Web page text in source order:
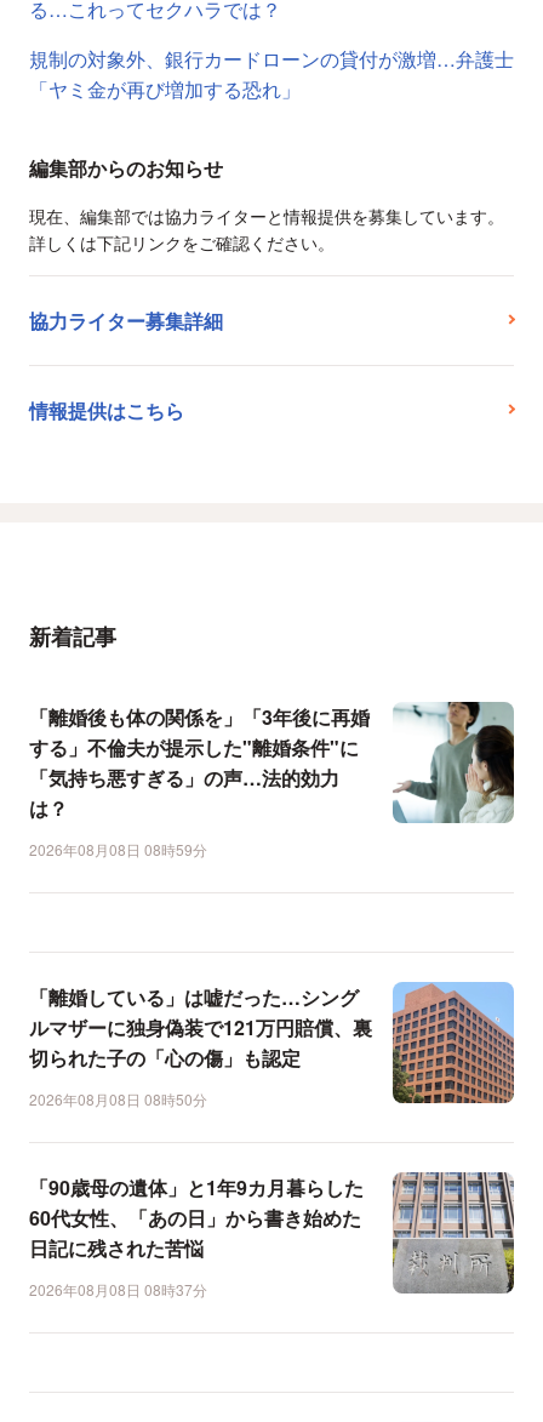
る…これってセクハラでは？
規制の対象外、銀行カードローンの貸付が激増…弁護士
「ヤミ金が再び増加する恐れ」
編集部からのお知らせ
現在、編集部では協力ライターと情報提供を募集しています。
詳しくは下記リンクをご確認ください。
協力ライター募集詳細
情報提供はこちら
新着記事
「離婚後も体の関係を」「3年後に再婚
する」不倫夫が提示した"離婚条件"に
「気持ち悪すぎる」の声…法的効力
は？
2026年08月08日 08時59分
「離婚している」は嘘だった…シング
ルマザーに独身偽装で121万円賠償、裏
切られた子の「心の傷」も認定
2026年08月08日 08時50分
「90歳母の遺体」と1年9カ月暮らした
60代女性、「あの日」から書き始めた
日記に残された苦悩
2026年08月08日 08時37分